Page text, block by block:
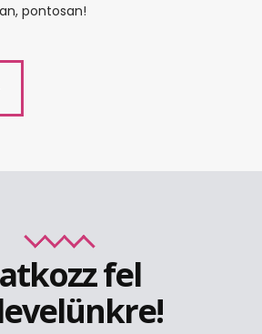
pontosan!
fel